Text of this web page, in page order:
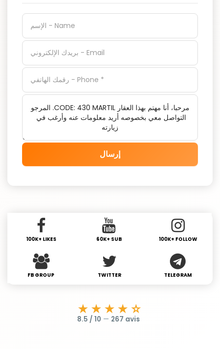
إرسال
100K+ LIKES 60K+ SUB 100K+ FOLLOW
FB GROUP TWITTER TELEGRAM
★★★★☆
8.5 / 10 — 267 avis